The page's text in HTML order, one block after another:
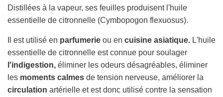
.
.
Distillées à la vapeur, ses feuilles produisent l'huile
essentielle de citronnelle (Cymbopogon flexuosus).
Il est utilisé en parfumerie ou en cuisine asiatique. L'huile
essentielle de citronnelle est connue pour soulager
l'indigestion, éliminer les odeurs désagréables, éliminer
les moments calmes de tension nerveuse, améliorer la
circulation artérielle et est donc utilisé contre la sensation